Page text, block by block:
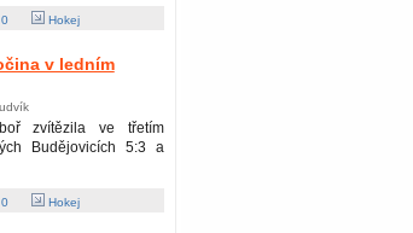
0 Hokej
v ledním
zvítězila ve třetím
Budějovicích 5:3 a
0 Hokej